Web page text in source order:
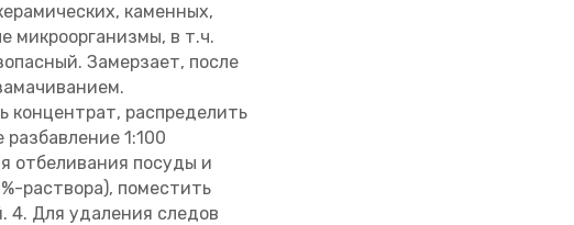
каменных,
микроорганизмы, в т.ч.
Замерзает, после
концентрат, распределить
1:100
отбеливания посуды и
раствора), поместить
4. Для удаления следов